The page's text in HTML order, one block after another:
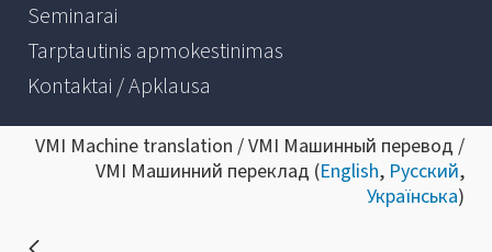
Seminarai
Tarptautinis apmokestinimas
Kontaktai / Apklausa
VMI Machine translation / VMI Машинный перевод /
VMI Машинний переклад (English, Русский,
Українська)